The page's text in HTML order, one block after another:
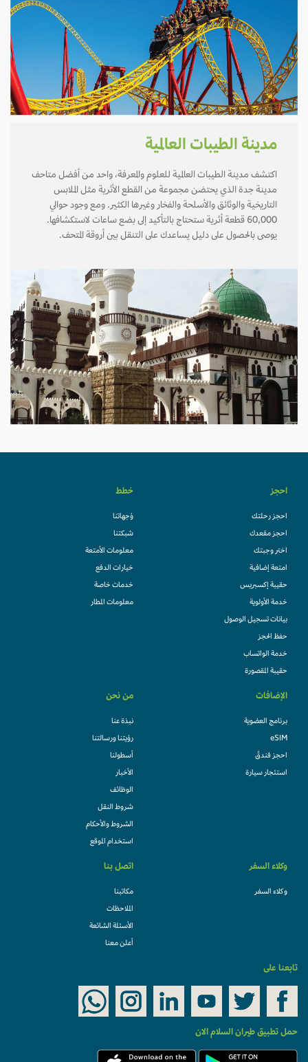
مدينة الطيبات العالمية
اكتشف مدينة الطيبات العالمية للعلوم والمعرفة، واحد من أفضل متاحف
مدينة جدة الذي يحتضن مجموعة من القطع الأثرية مثل الملابس
التاريخية والوثائق والأسلحة والفخار وغيرها الكثير. ومع وجود حوالي
60,000 قطعة أثرية ستحتاج بالتأكيد إلى بضع ساعات لاستكشافها.
يوصى بالحصول على دليل يساعدك على التنقل بين أروقة المتحف.
احجز
احجز رحلتك
احجز مقعدك
اختر وجبتك
امتعة إضافية
حقيبة إكسبريس
خدمة الأولوية
بيانات تسجيل الوصول
حفظ الحجز
خدمة الواتساب
حقيبة المقصورة
خطط
وُجهاتنا
شبكتنا
معلومات الأمتعة
خيارات الدفع
خدمات خاصة
معلومات المطار
الإضافات
برنامج العضوية
eSIM
احجز فندقً
استئجار سيارة
من نحن
نبذة عنا
رؤيتنا ورسالتنا
أسطولنا
الأخبار
الوظائف
شروط النقل
الشروط والأحكام
استخدام الموقع
وكلاء السفر
وكلاء السفر
اتصل بنا
مكاتبنا
الملاحظات
الأسئلة الشائعة
أعلن معنا
تابعنا على
حمل تطبيق طيران السلام الان